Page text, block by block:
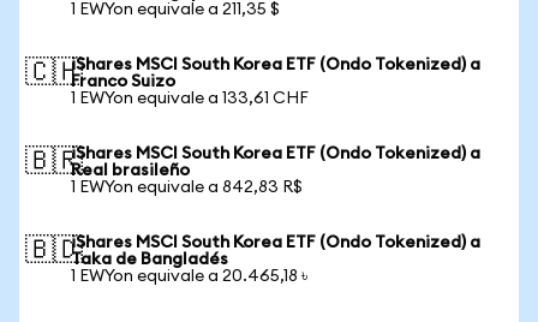
1 EWYon equivale a 211,35 $
🇨🇭iShares MSCI South Korea ETF (Ondo Tokenized) a
Franco Suizo
1 EWYon equivale a 133,61 CHF
🇧🇷iShares MSCI South Korea ETF (Ondo Tokenized) a
Real brasileño
1 EWYon equivale a 842,83 R$
🇧🇩iShares MSCI South Korea ETF (Ondo Tokenized) a
Taka de Bangladés
1 EWYon equivale a 20.465,18 ৳